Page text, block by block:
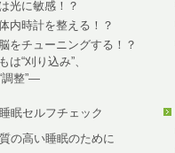
光に敏感！？
内時計を整える！？
をチューニングする！？
“刈り込み”、
調整”—
眠セルフチェック
の高い睡眠のために